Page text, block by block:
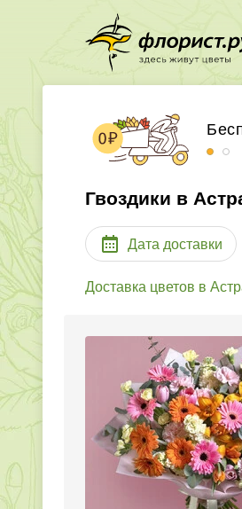
Гвоздики в
Дата доставки
Доставка цветов в